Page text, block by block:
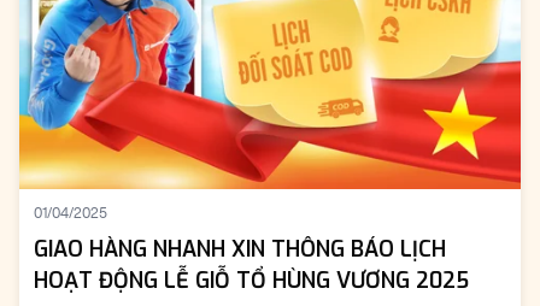
01/04/2025
GIAO HÀNG NHANH XIN THÔNG BÁO LỊCH
HOẠT ĐỘNG LỄ GIỖ TỔ HÙNG VƯƠNG 2025